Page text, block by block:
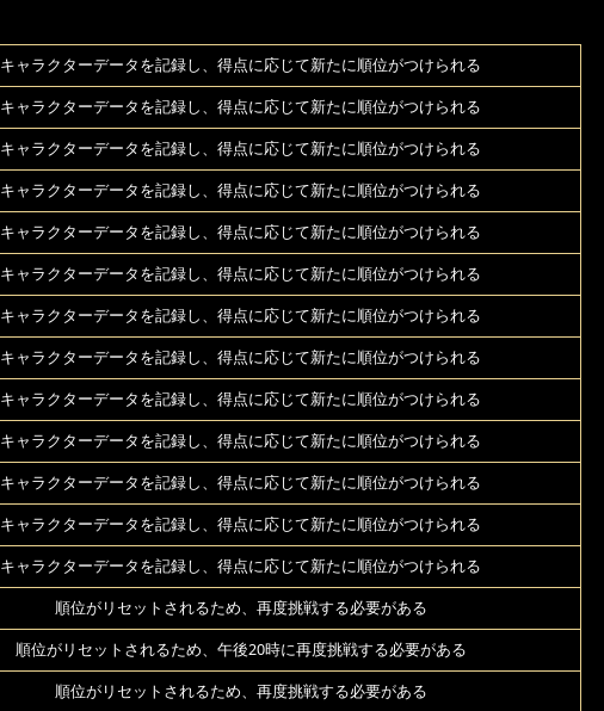
キャラクターデータを記録し、得点に応じて新たに順位がつけられる
キャラクターデータを記録し、得点に応じて新たに順位がつけられる
キャラクターデータを記録し、得点に応じて新たに順位がつけられる
キャラクターデータを記録し、得点に応じて新たに順位がつけられる
キャラクターデータを記録し、得点に応じて新たに順位がつけられる
キャラクターデータを記録し、得点に応じて新たに順位がつけられる
キャラクターデータを記録し、得点に応じて新たに順位がつけられる
キャラクターデータを記録し、得点に応じて新たに順位がつけられる
キャラクターデータを記録し、得点に応じて新たに順位がつけられる
キャラクターデータを記録し、得点に応じて新たに順位がつけられる
キャラクターデータを記録し、得点に応じて新たに順位がつけられる
キャラクターデータを記録し、得点に応じて新たに順位がつけられる
キャラクターデータを記録し、得点に応じて新たに順位がつけられる
順位がリセットされるため、再度挑戦する必要がある
順位がリセットされるため、午後20時に再度挑戦する必要がある
順位がリセットされるため、再度挑戦する必要がある